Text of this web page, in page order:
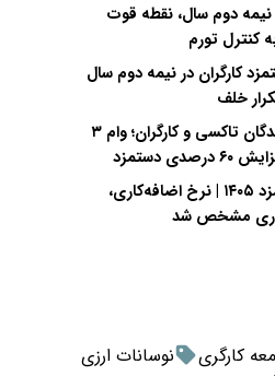
نیمه دوم سال، نقطه قوت
کارگران در نیمه دوم سال
حمایت دولت از رانندگان تاکسی و کارگران؛ وام ۳
دستمزد
اعلام جزئیات دستمزد ۱۴۰۵ | نرخ اضافه‌کاری،
مشخص شد
کارگری
نوسانات ارزی